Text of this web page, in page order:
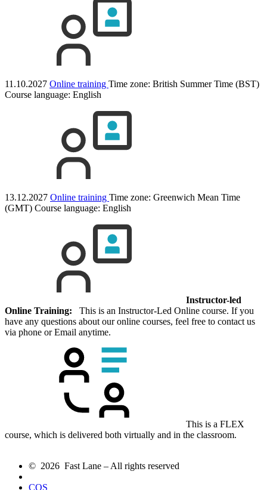
11.10.2027 Online training Time zone: British Summer Time (BST)
Course language: English
13.12.2027 Online training Time zone: Greenwich Mean Time
(GMT) Course language: English
Instructor-led
Online Training: This is an Instructor-Led Online course. If you
have any questions about our online courses, feel free to contact us
via phone or Email anytime.
This is a FLEX
course, which is delivered both virtually and in the classroom.
© 2026 Fast Lane – All rights reserved
COS